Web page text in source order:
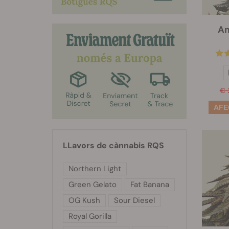
€
LLavors de cànnabis RQS
Northern Light
Green Gelato
Fat Banana
OG Kush
Sour Diesel
Royal Gorilla